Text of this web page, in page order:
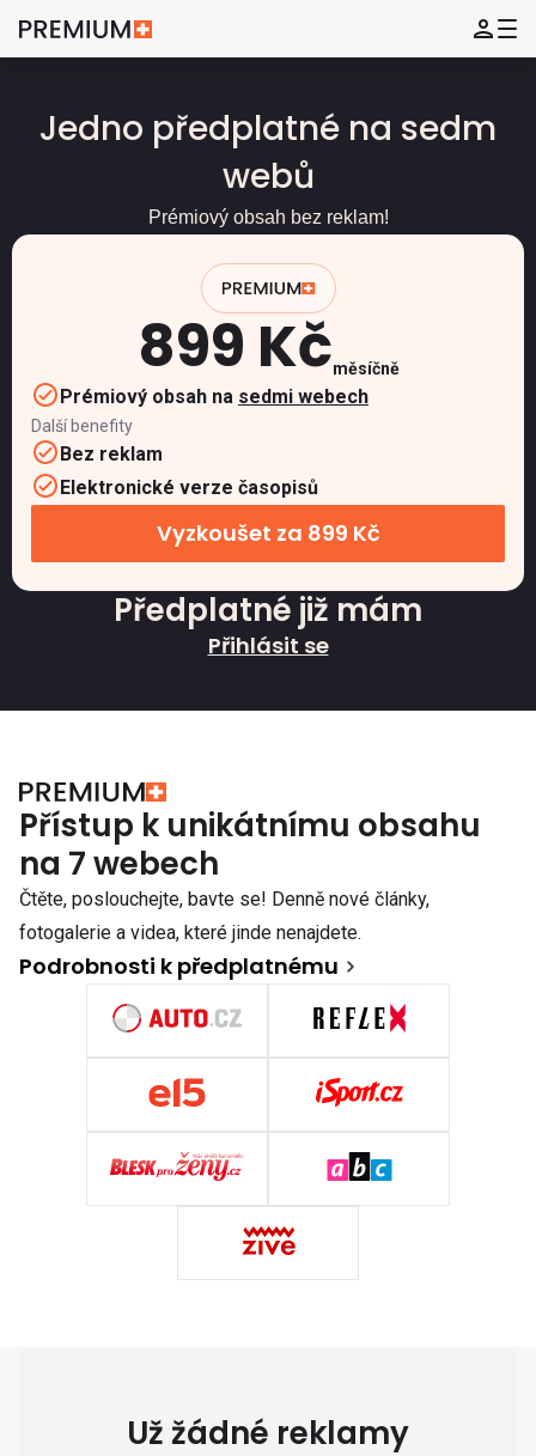
Jedno předplatné na sedm
webů
Prémiový obsah bez reklam!
899 Kčměsíčně
Prémiový obsah na sedmi webech
Další benefity
Bez reklam
Elektronické verze časopisů
Vyzkoušet za 899 Kč
Předplatné již mám
Přihlásit se
Přístup k unikátnímu obsahu
na 7 webech
Čtěte, poslouchejte, bavte se! Denně nové články,
fotogalerie a videa, které jinde nenajdete.
Podrobnosti k předplatnému
Už žádné reklamy